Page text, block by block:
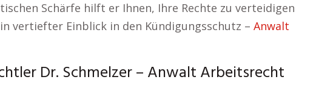
Schärfe hilft er Ihnen, Ihre Rechte zu verteidigen
vertiefter Einblick in den Kündigungsschutz – Anwalt
Dr. Schmelzer – Anwalt Arbeitsrecht